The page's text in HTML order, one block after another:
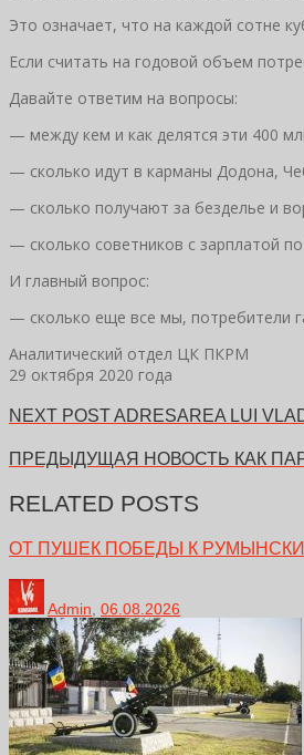
Это означает, что на каждой сотне
Если считать на годовой объем
Давайте ответим на вопросы:
— между кем и как делятся эти 400
— сколько идут в карманы Додона,
— сколько получают за безделье и
— сколько советников с зарплатой
И главный вопрос:
— сколько еще все мы, потребители
Аналитический отдел ЦК ПКРМ
29 октября 2020 года
NEXT POSTADRESAREA LUI
ПРЕДЫДУЩАЯ НОВОСТЬ КАК
RELATED POSTS
ОТ ПУШЕК ПОБЕДЫ К
Admin 06.08.2026